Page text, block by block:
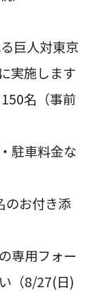
巨人対東京
実施します
名（事前
駐車料金な
お付き添
専用フォー
（8/27(日)